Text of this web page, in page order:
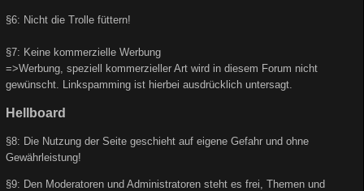
§6: Nicht die Trolle füttern!
§7: Keine kommerzielle Werbung
=>Werbung, speziell kommerzieller Art wird in diesem Forum nicht
gewünscht. Linkspamming ist hierbei ausdrücklich untersagt.
Hellboard
§8: Die Nutzung der Seite geschieht auf eigene Gefahr und ohne
Gewährleistung!
§9: Den Moderatoren und Administratoren steht es frei, Themen und